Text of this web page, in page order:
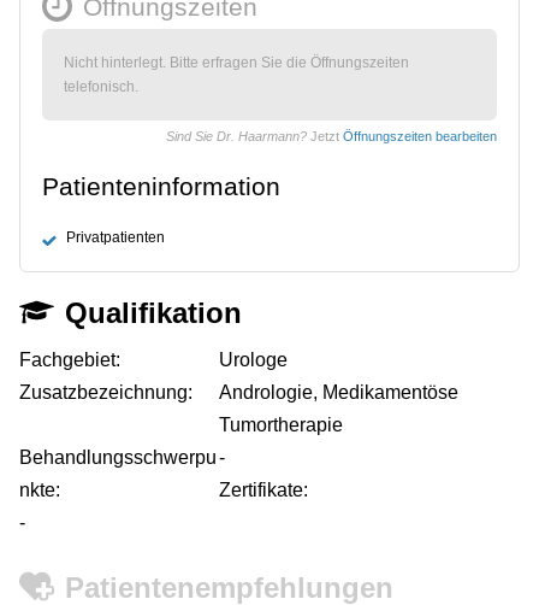
Öffnungszeiten
Nicht hinterlegt. Bitte erfragen Sie die Öffnungszeiten
telefonisch.
Sind Sie Dr. Haarmann? Jetzt Öffnungszeiten bearbeiten
Patienteninformation
Privatpatienten
Qualifikation
Fachgebiet:
Urologe
Zusatzbezeichnung:
Andrologie, Medikamentöse
Tumortherapie
Behandlungsschwerpu
nkte:
-
Zertifikate:
-
Patientenempfehlungen